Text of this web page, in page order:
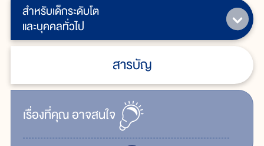
สำหรับเด็กระดับโต
และบุคคลทั่วไป
สารบัญ
เรื่ิองที่คุณอาจสนใจ